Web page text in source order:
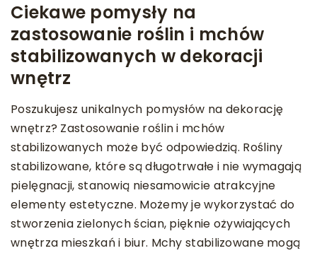
Ciekawe pomysły na
zastosowanie roślin i mchów
stabilizowanych w dekoracji
wnętrz
Poszukujesz unikalnych pomysłów na dekorację
wnętrz? Zastosowanie roślin i mchów
stabilizowanych może być odpowiedzią. Rośliny
stabilizowane, które są długotrwałe i nie wymagają
pielęgnacji, stanowią niesamowicie atrakcyjne
elementy estetyczne. Możemy je wykorzystać do
stworzenia zielonych ścian, pięknie ożywiających
wnętrza mieszkań i biur. Mchy stabilizowane mogą